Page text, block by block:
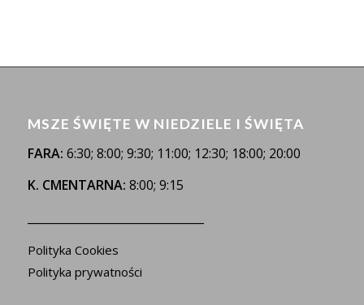
MSZE ŚWIĘTE W NIEDZIELE I ŚWIĘTA
FARA: 6:30; 8:00; 9:30; 11:00; 12:30; 18:00; 20:00
K. CMENTARNA: 8:00; 9:15
Polityka Cookies
Polityka prywatności